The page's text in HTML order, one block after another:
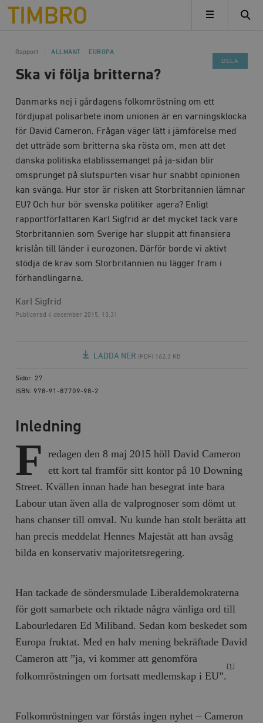
Timbro
MENY
Rapport ALLMÄNT EUROPA
Ska vi följa britterna?
Danmarks nej i gårdagens folkomröstning om ett
fördjupat polisarbete inom unionen är en varningsklocka
för David Cameron. Frågan väger lätt i jämförelse med
det utträde som britterna ska rösta om, men att det
danska politiska etablissemanget på ja-sidan blir
omsprunget på slutspurten visar hur snabbt opinionen
kan svänga. Hur stor är risken att Storbritannien lämnar
EU? Och hur bör svenska politiker agera? Enligt
rapportförfattaren Karl Sigfrid är det mycket tack vare
Storbritannien som Sverige har sluppit att finansiera
krislån till länder i eurozonen. Därför borde vi aktivt
stödja de krav som Storbritannien nu lägger fram i
förhandlingarna.
Karl Sigfrid
Publicerad 4 december 2015, 13.31
LADDA NER (PDF) 162,3 KB
Sidor: 27
ISBN: 978-91-87709-98-2
Inledning
F
redagen den 8 maj 2015 höll David Cameron
ett kort tal framför sitt kontor på 10 Downing
Street. Kvällen innan hade han besegrat inte bara
Labour utan även alla de valprognoser som dömt ut
hans chanser till omval. Nu kunde han stolt berätta att
han precis meddelat Hennes Majestät att han avsåg
bilda en konservativ majoritetsregering.
Han tackade de söndersmulade Liberaldemokraterna
för gott samarbete och riktade några vänliga ord till
Labourledaren Ed Miliband. Sedan kom beskedet som
Europa fruktat. Med en halv mening bekräftade David
Cameron att ”ja, vi kommer att genomföra
folkomröstningen om fortsatt medlemskap i EU”.
[1]
Folkomröstningen var förstås ingen nyhet – Cameron
DELA